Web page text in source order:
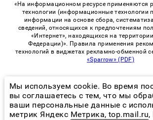
«На информационном ресурсе применяются
технологии (информационные технологии
информации на основе сбора,
сведений, относящихся к предпочтениям
«Интернет», находящихся на
Федерации)». Правила применения
технологий в виджетах рекламно-обменной
«Sparrow» (PDF)
© 2026 «PROGorodChelny» | Все права
Возрастная категория сайта
Политика
Мы используем cookie. Во время
вы соглашаетесь с тем, что мы
ваши персональные данные с
метрик Яндекс Метрика, top.mail.ru,